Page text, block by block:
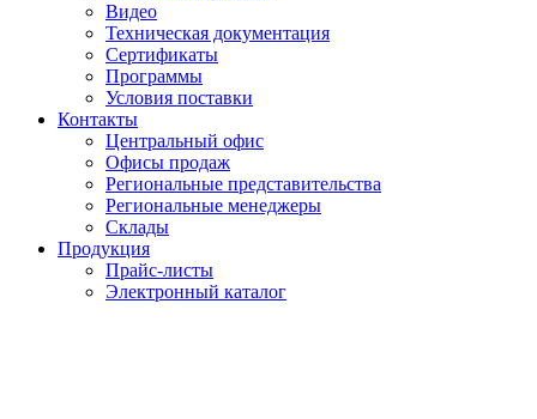
Видео
Техническая документация
Сертификаты
Программы
Условия поставки
Контакты
Центральный офис
Офисы продаж
Региональные представительства
Региональные менеджеры
Склады
Продукция
Прайс-листы
Электронный каталог